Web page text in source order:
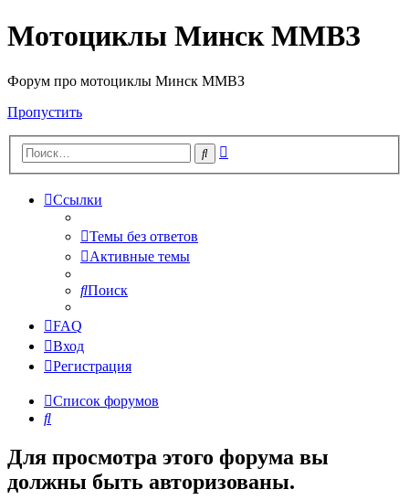
Мотоциклы Минск ММВЗ
Форум про мотоциклы Минск ММВЗ
Пропустить
Поиск
Ссылки
Темы без ответов
Активные темы
Поиск
FAQ
Вход
Регистрация
Список форумов
Поиск
Для просмотра этого форума вы
должны быть авторизованы.